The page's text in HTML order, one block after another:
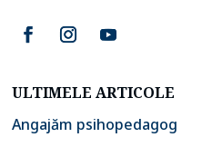
ULTIMELE ARTICOLE
Angajăm psihopedagog